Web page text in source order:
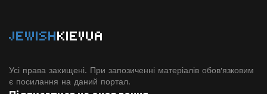
JEWISHKIEVUA
Усі права захищені. При запозиченні матеріалів обов'язковим
є посилання на даний портал.